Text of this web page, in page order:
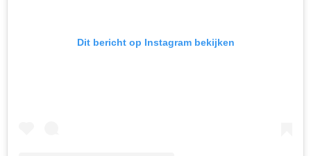
Dit bericht op Instagram bekijken